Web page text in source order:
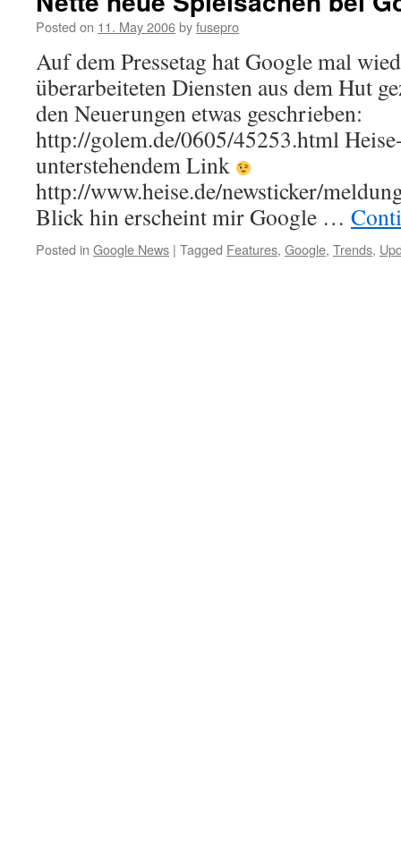
Posted on 11. May 2006byfusepro
Auf dem Pressetag hat Google mal
überarbeiteten Diensten aus dem Hut
den Neuerungen etwas geschrieben:
http://golem.de/0605/45253.html
unterstehendem Link
http://www.heise.de/newsticker/
Blick hin erscheint mir Google …
Posted in Google News | Tagged Features, Google, Trends,